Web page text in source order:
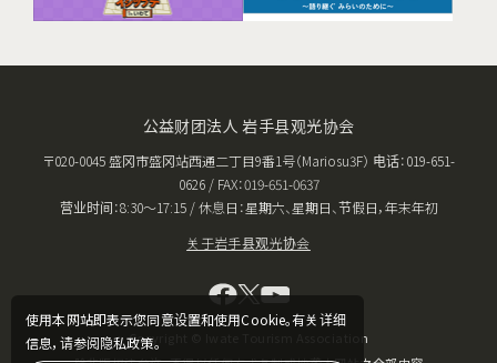
使用本网站即表示您同意设置和使用Cookie。有关详细
信息，请参阅隐私政策。
公益财团法人 岩手县观光协会
〒020-0045 盛冈市盛冈站西通二丁目9番1号（Mariosu3F） 电话：019-651-
0626 / FAX：019-651-0637
营业时间：8:30〜17:15 / 休息日：星期六、星期日、节假日，年末年初
关于岩手县观光协会
Copyright © Iwate Tourism Association